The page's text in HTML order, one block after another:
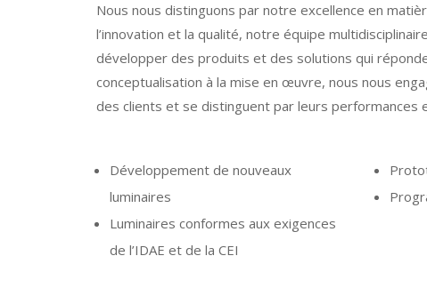
Nous nous distinguons par notre excellence en
l’innovation et la qualité, notre équipe
développer des produits et des solutions qui
conceptualisation à la mise en œuvre, nous nous
des clients et se distinguent par leurs performances
Développement de nouveaux
luminaires
Luminaires conformes aux exigences
de l’IDAE et de la CEI